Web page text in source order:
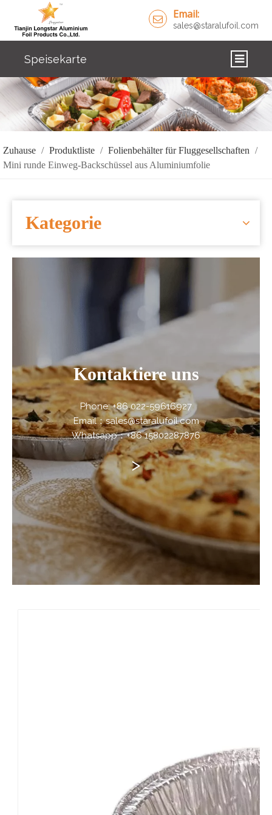
Email:
sales@staralufoil.com
Speisekarte
ZUHAUSE
PRODUKTE
ÜBER UNS
LÖSUNGEN
NACHRICHTEN
KONTAKTIERE UNS
Zuhause / Produktliste / Folienbehälter für Fluggesellschaften /
Mini runde Einweg-Backschüssel aus Aluminiumfolie
Kategorie
Kontaktiere uns
Phone: +86 022-59616927
Email：sales@staralufoil.com
Whatsapp：+86 15802287876
>